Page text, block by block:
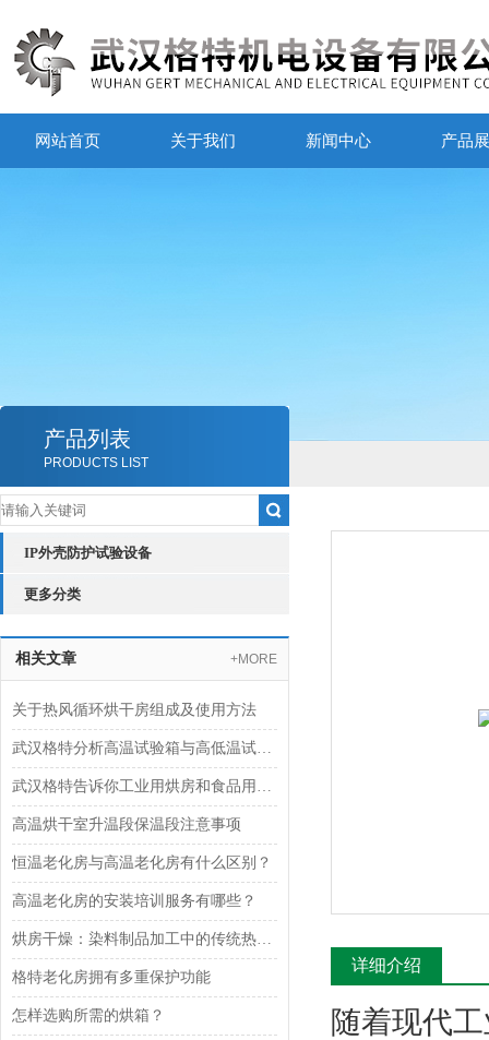
网站首页 关于我们 新闻中心 产品
产品列表
PRODUCTS LIST
IP外壳防护试验设备
更多分类
相关文章 +MORE
关于热风循环烘干房组成及使用方法
武汉格特分析高温试验箱与高低温试验箱差异区别
武汉格特告诉你工业用烘房和食品用烘房的区别
高温烘干室升温段保温段注意事项
恒温老化房与高温老化房有什么区别？
高温老化房的安装培训服务有哪些？
烘房干燥：染料制品加工中的传统热风对流技术
格特老化房拥有多重保护功能
怎样选购所需的烘箱？
详细介绍
随着现代